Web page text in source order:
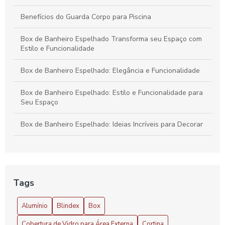
Benefícios do Guarda Corpo para Piscina
Box de Banheiro Espelhado Transforma seu Espaço com
Estilo e Funcionalidade
Box de Banheiro Espelhado: Elegância e Funcionalidade
Box de Banheiro Espelhado: Estilo e Funcionalidade para
Seu Espaço
Box de Banheiro Espelhado: Ideias Incríveis para Decorar
Cobertura de Vidro para Área Externa: Vantagens
Cobertura de Vidro para Área Externa
Tags
Alumínio Blindex
Box